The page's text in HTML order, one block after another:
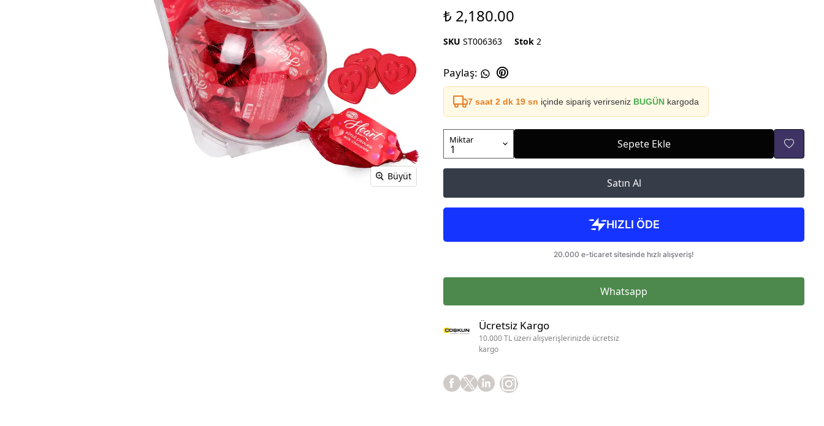
Büyüt
₺ 2,180.00
SKU ST006363 Stok 2
Paylaş:
7 saat 2 dk 18 sn içinde sipariş verirseniz BUGÜN kargoda
Miktar Sepete Ekle
Satın Al
Whatsapp
Ücretsiz Kargo
10.000 TL üzeri alışverişlerinizde ücretsiz
kargo